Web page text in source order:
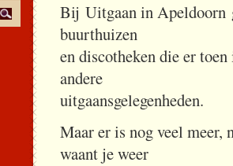
Bij Uitgaan in Apeldoorn
buurthuizen
en discotheken die er
andere
uitgaansgelegenheden.
Maar er is nog veel meer,
waant je weer